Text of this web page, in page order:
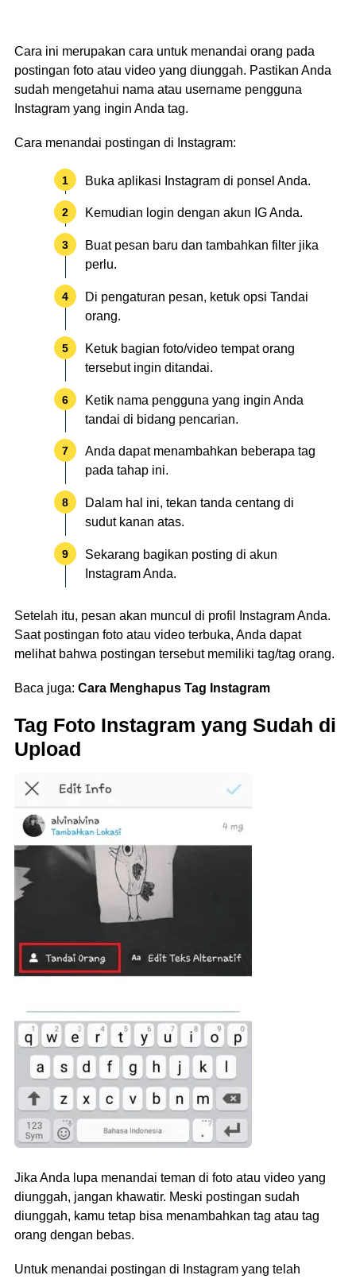
Cara ini merupakan cara untuk menandai orang pada
postingan foto atau video yang diunggah. Pastikan Anda
sudah mengetahui nama atau username pengguna
Instagram yang ingin Anda tag.
Cara menandai postingan di Instagram:
Buka aplikasi Instagram di ponsel Anda.
Kemudian login dengan akun IG Anda.
Buat pesan baru dan tambahkan filter jika
perlu.
Di pengaturan pesan, ketuk opsi Tandai
orang.
Ketuk bagian foto/video tempat orang
tersebut ingin ditandai.
Ketik nama pengguna yang ingin Anda
tandai di bidang pencarian.
Anda dapat menambahkan beberapa tag
pada tahap ini.
Dalam hal ini, tekan tanda centang di
sudut kanan atas.
Sekarang bagikan posting di akun
Instagram Anda.
Setelah itu, pesan akan muncul di profil Instagram Anda.
Saat postingan foto atau video terbuka, Anda dapat
melihat bahwa postingan tersebut memiliki tag/tag orang.
Baca juga: Cara Menghapus Tag Instagram
Tag Foto Instagram yang Sudah di
Upload
Jika Anda lupa menandai teman di foto atau video yang
diunggah, jangan khawatir. Meski postingan sudah
diunggah, kamu tetap bisa menambahkan tag atau tag
orang dengan bebas.
Untuk menandai postingan di Instagram yang telah